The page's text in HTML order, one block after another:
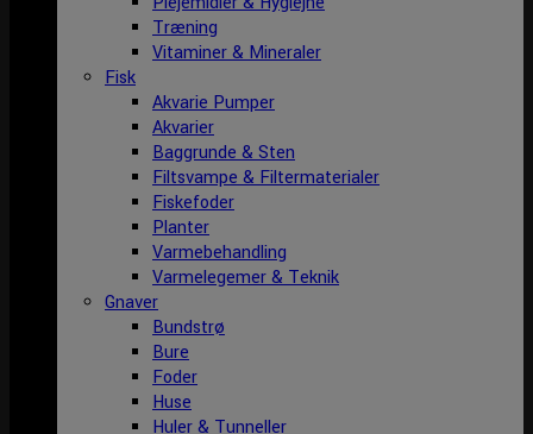
Træning
Vitaminer & Mineraler
Fisk
Akvarie Pumper
Akvarier
Baggrunde & Sten
Filtsvampe & Filtermaterialer
Fiskefoder
Planter
Varmebehandling
Varmelegemer & Teknik
Gnaver
Bundstrø
Bure
Foder
Huse
Huler & Tunneller